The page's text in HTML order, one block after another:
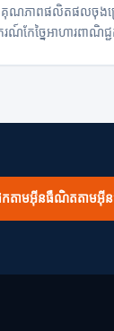
ងគុណភាពផលិតផលចុង
កែច្នៃអាហារពាណិជ្
កតាមអ៊ីនធឺណិតតាម